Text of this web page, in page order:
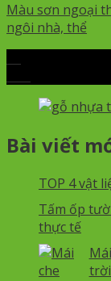
Màu sơn ngoại
ngôi nhà, thể
Bài viết
TOP 4 vật
Tấm ốp
thực tế